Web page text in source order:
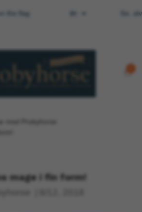
the flag Sis.
mage i fin form!